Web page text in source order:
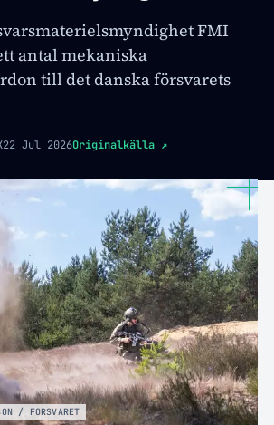
FMI
antal mekaniska
till det danska försvarets
22 Jul 2026Originalkälla ↗
/ FORSVARET